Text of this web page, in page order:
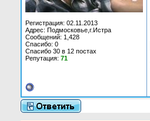
Регистрация: 02.11.2013
Адрес: Подмосковье,г.Истра
Сообщений: 1,428
Спасибо: 0
Спасибо 30 в 12 постах
Репутация: 71